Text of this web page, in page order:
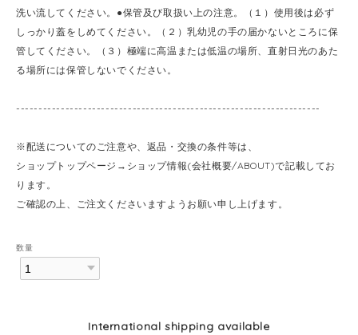
洗い流してください。●保管及び取扱い上の注意。（１）使用後は必ず
しっかり蓋をしめてください。（２）乳幼児の手の届かないところに保
管してください。（３）極端に高温または低温の場所、直射日光のあた
る場所には保管しないでください。
--------------------------------------------------------------------
※配送についてのご注意や、返品・交換の条件等は、
ショップトップページ→ショップ情報(会社概要/ABOUT)で記載してお
ります。
ご確認の上、ご注文くださいますようお願い申し上げます。
数量
International shipping available